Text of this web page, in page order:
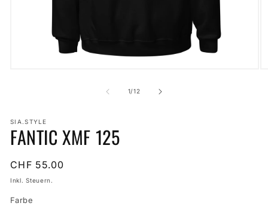
1/von
12
SIA.STYLE
FANTIC XMF 125
Normaler
Preis
CHF 55.00
Inkl. Steuern.
Farbe